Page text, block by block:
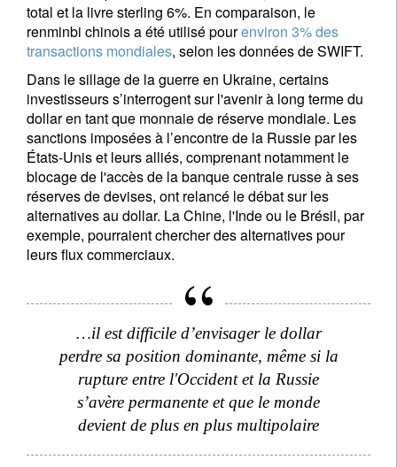
total et la livre sterling 6%. En comparaison, le
renminbi chinois a été utilisé pourenviron 3% des
transactions mondiales, selon les données de SWIFT.
Dans le sillage de la guerre en Ukraine, certains
investisseurs s’interrogent sur l'avenir à long terme du
dollar en tant que monnaie de réserve mondiale. Les
sanctions imposées à l’encontre de la Russie par les
États-Unis et leurs alliés, comprenant notamment le
blocage de l'accès de la banque centrale russe à ses
réserves de devises, ont relancé le débat sur les
alternatives au dollar. La Chine, l'Inde ou le Brésil, par
exemple, pourraient chercher des alternatives pour
leurs flux commerciaux.
…il est difficile d’envisager le dollar
perdre sa position dominante, même si la
rupture entre l'Occident et la Russie
s’avère permanente et que le monde
devient de plus en plus multipolaire